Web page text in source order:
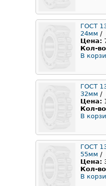
ГОСТ
24мм /
Цена:
Кол-
В
ГОСТ
32мм /
Цена:
Кол-
В
ГОСТ
55мм /
Цена:
Кол-
В